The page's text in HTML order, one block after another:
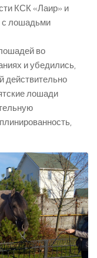
КСК «Лаир» и
с лошадьми
во
и убедились,
действительно
лошади